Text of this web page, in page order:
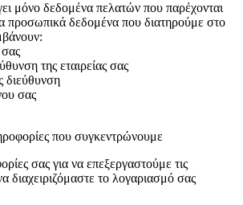
μόνο δεδομένα πελατών που παρέχονται
προσωπικά δεδομένα που διατηρούμε στο
της εταιρείας σας
διεύθυνση
σας
που συγκεντρώνουμε
σας για να επεξεργαστούμε τις
διαχειριζόμαστε το λογαριασμό σας